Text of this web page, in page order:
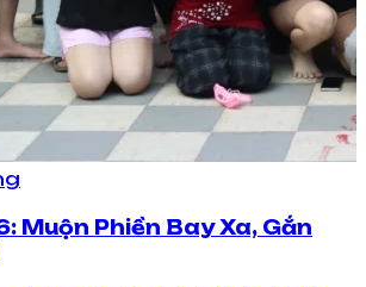
Muộn Phiền Bay Xa, Gắn